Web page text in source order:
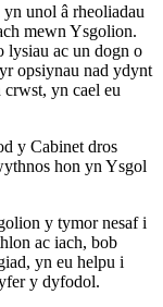
unol â rheoliadau
mewn Ysgolion.
lysiau ac un dogn o
opsiynau nad ydynt
yn cael eu
y Cabinet dros
hon yn Ysgol
y tymor nesaf i
ac iach, bob
yn eu helpu i
y dyfodol.